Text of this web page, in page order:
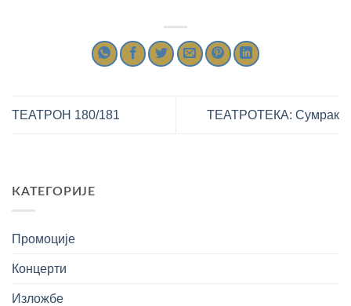
ТЕАТРОН 180/181 ТЕАТРОТЕКА: Сумрак
КАТЕГОРИЈЕ
Промоције
Концерти
Изложбе